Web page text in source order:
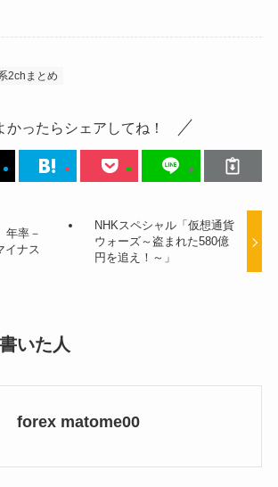
2chまとめ
かったらシェアしてね！
年率－
イナス
NHKスペシャル「仮想通貨
ウォーズ～盗まれた580億
円を追え！～」
いた人
forex matome00